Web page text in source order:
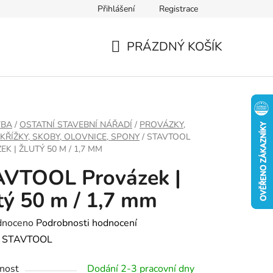
Přihlášení Registrace
PRÁZDNÝ KOŠÍK
/ OSTATNÍ STAVEBNÍ NÁŘADÍ / PROVÁZKY,
SKOBY, OLOVNICE, SPONY / STAVTOOL
| ŽLUTÝ 50 M / 1,7 MM
Provázek |
50 m / 1,7 mm
Podrobnosti hodnocení
STAVTOOL
Dodání 2-3 pracovní dny